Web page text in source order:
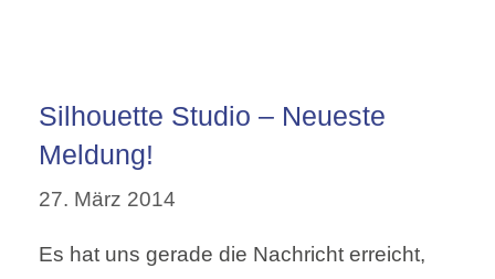
Silhouette Studio – Neueste
Meldung!
27. März 2014
Es hat uns gerade die Nachricht erreicht,